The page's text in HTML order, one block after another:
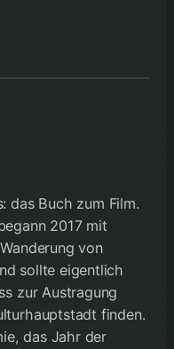
das Buch zum Film.
2017 mit
von
sollte eigentlich
zur Austragung
finden.
das Jahr der